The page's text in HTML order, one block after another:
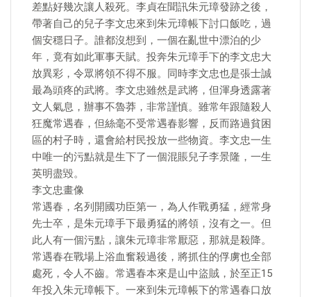
差點好幾次讓人殺死。李貞在聞訊朱元璋發跡之後，
帶著自己的兒子李文忠來到朱元璋帳下討口飯吃，過
個安穩日子。誰都沒想到，一個在亂世中漂泊的少
年，竟有如此軍事天賦。投奔朱元璋手下的李文忠大
放異彩，令眾將領不得不服。同時李文忠也是張士誠
最為頭疼的武將。李文忠雖然是武將，但渾身透露著
文人氣息，辦事不魯莽，非常謹慎。雖常年跟隨殺人
狂魔常遇春，但絲毫不受常遇春影響，反而路過貧困
區的村子時，還會給村民投放一些物資。李文忠一生
中唯一的污點就是生下了一個混賬兒子李景隆，一生
英明盡毀。
李文忠畫像
常遇春，名列開國功臣第一，為人作戰勇猛，經常身
先士卒，是朱元璋手下最勇猛的將領，沒有之一。但
此人有一個污點，讓朱元璋非常厭惡，那就是殺降。
常遇春在戰場上浴血奮殺過後，將抓住的俘虜也全部
處死，令人不齒。常遇春本來是山中盜賊，於至正15
年投入朱元璋帳下。一來到朱元璋帳下的常遇春口放